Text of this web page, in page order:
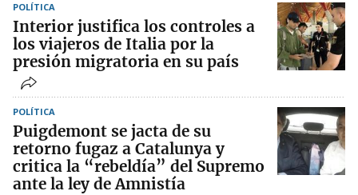
POLÍTICA
Interior justifica los controles a
los viajeros de Italia por la
presión migratoria en su país
POLÍTICA
Puigdemont se jacta de su
retorno fugaz a Catalunya y
critica la “rebeldía” del Supremo
ante la ley de Amnistía